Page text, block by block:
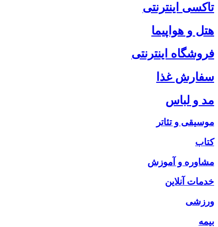
تاکسی اینترنتی
هتل و هواپیما
فروشگاه اینترنتی
سفارش غذا
مد و لباس
موسیقی و تئاتر
کتاب
مشاوره و آموزش
خدمات آنلاین
ورزشی
بیمه